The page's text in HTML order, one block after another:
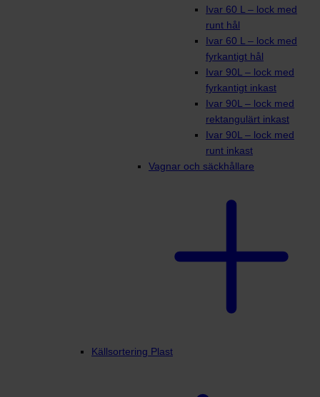
Ivar 60 L – lock med
runt hål
Ivar 60 L – lock med
fyrkantigt hål
Ivar 90L – lock med
fyrkantigt inkast
Ivar 90L – lock med
rektangulärt inkast
Ivar 90L – lock med
runt inkast
Vagnar och säckhållare
Källsortering Plast